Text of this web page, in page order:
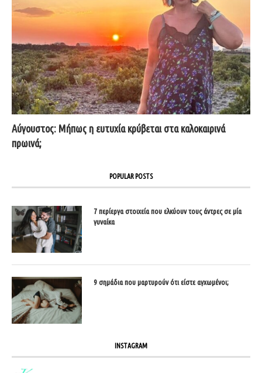
Αύγουστος: Μήπως η ευτυχία κρύβεται στα καλοκαιρινά
πρωινά;
POPULAR POSTS
7 περίεργα στοιχεία που ελκύουν τους άντρες σε μία
γυναίκα
9 σημάδια που μαρτυρούν ότι είστε αγχωμένοι;
INSTAGRAM